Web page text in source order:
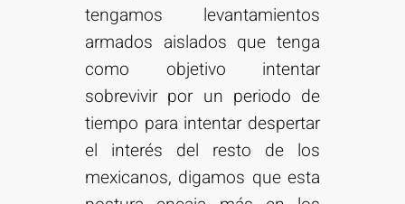
tengamos levantamientos
armados aislados que tenga
como objetivo intentar
sobrevivir por un periodo de
tiempo para intentar despertar
el interés del resto de los
mexicanos, digamos que esta